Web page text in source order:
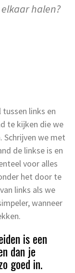
halen?
links en
te kijken die we
Schrijven we met
de linkse is en
voor alles
het door te
links als we
wanneer
is een
dan je
goed in.